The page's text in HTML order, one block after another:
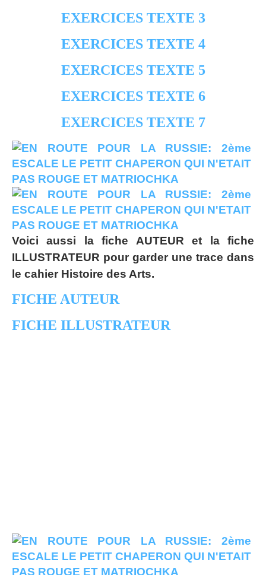
EXERCICES TEXTE 3
EXERCICES TEXTE 4
EXERCICES TEXTE 5
EXERCICES TEXTE 6
EXERCICES TEXTE 7
Voici aussi la fiche AUTEUR et la fiche
ILLUSTRATEUR pour garder une trace dans
le cahier Histoire des Arts.
FICHE AUTEUR
FICHE ILLUSTRATEUR